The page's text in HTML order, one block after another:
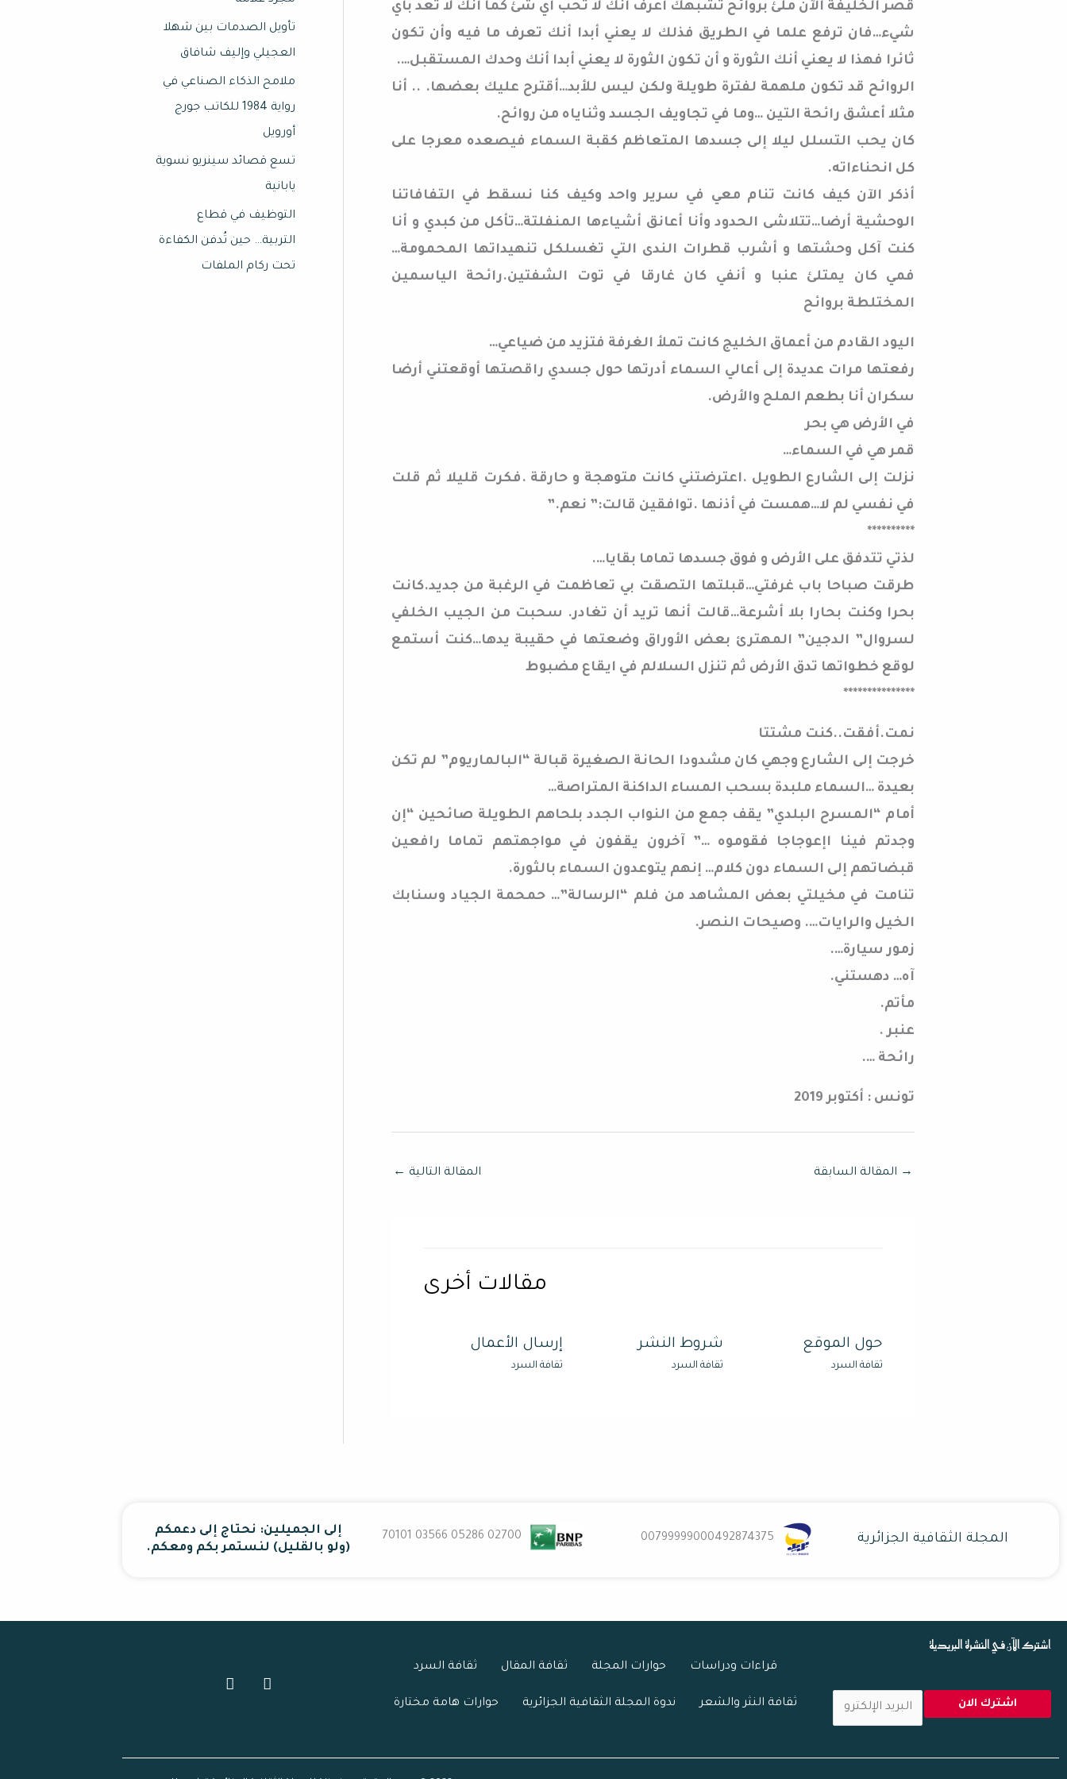
قصر الخليفة الآن ملئ بروائح تشبهك أعرف أنك لا تحب أي شئ كما أنك لا تعد بأي
شيء…فان ترفع علما في الطريق فذلك لا يعني أبدا أنك تعرف ما فيه وأن تكون
ثائرا فهذا لا يعني أنك الثورة و أن تكون الثورة لا يعني أبدا أنك وحدك المستقبل….
الروائح قد تكون ملهمة لفترة طويلة ولكن ليس للأبد…أقترح عليك بعضها. .. أنا
مثلا أعشق رائحة التين …وما في تجاويف الجسد وثناياه من روائح.
كان يحب التسلل ليلا إلى جسدها المتعاظم كقبة السماء فيصعده معرجا على
كل انحناءاته.
أذكر الآن كيف كانت تنام معي في سرير واحد وكيف كنا نسقط في التفافاتنا
الوحشية أرضا…تتلاشى الحدود وأنا أعانق أشياءها المنفلتة…تأكل من كبدي و أنا
كنت آكل وحشتها و أشرب قطرات الندى التي تغسلكل تنهيداتها المحمومة…
فمي كان يمتلئ عنبا و أنفي كان غارقا في توت الشفتين.رائحة الياسمين
المختلطة بروائح
اليود القادم من أعماق الخليج كانت تملأ الغرفة فتزيد من ضياعي…
رفعتها مرات عديدة إلى أعالي السماء أدرتها حول جسدي راقصتها أوقعتني أرضا
سكران أنا بطعم الملح والأرض.
في الأرض هي بحر
قمر هي في السماء…
نزلت إلى الشارع الطويل .اعترضتني كانت متوهجة و حارقة .فكرت قليلا ثم قلت
في نفسي لم لا…همست في أذنها .توافقين قالت:” نعم.”
**********
لذتي تتدفق على الأرض و فوق جسدها تماما بقايا….
طرقت صباحا باب غرفتي…قبلتها التصقت بي تعاظمت في الرغبة من جديد.كانت
بحرا وكنت بحارا بلا أشرعة…قالت أنها تريد أن تغادر. سحبت من الجيب الخلفي
لسروال” الدجين” المهترئ بعض الأوراق وضعتها في حقيبة يدها…كنت أستمع
لوقع خطواتها تدق الأرض ثم تنزل السلالم في ايقاع مضبوط
***************
نمت.أفقت..كنت مشتتا
خرجت إلى الشارع وجهي كان مشدودا الحانة الصغيرة قبالة “البالماريوم” لم تكن
بعيدة …السماء ملبدة بسحب المساء الداكنة المتراصة…
أمام “المسرح البلدي” يقف جمع من النواب الجدد بلحاهم الطويلة صائحين “إن
وجدتم فينا اإعوجاجا فقوموه …” آخرون يقفون في مواجهتهم تماما رافعين
قبضاتهم إلى السماء دون كلام… إنهم يتوعدون السماء بالثورة.
تنامت في مخيلتي بعض المشاهد من فلم “الرسالة”… حمحمة الجياد وسنابك
الخيل والرايات…. وصيحات النصر.
زمور سيارة….
آه… دهستني.
مأتم.
عنبر .
رائحة ….
تونس : أكتوبر 2019
→ المقالة السابقة المقالة التالية ←
مقالات أخرى
حول الموقع
ثقافة السرد
شروط النشر
ثقافة السرد
إرسال الأعمال
ثقافة السرد
تأويل الصدمات بين شهلا
العجيلي وإليف شافاق
ملامح الذكاء الصناعي في
رواية 1984 للكاتب جورج
أورويل
تسع قصائد سينريو نسوية
يابانية
التوظيف في قطاع
التربية… حين تُدفن الكفاءة
تحت ركام الملفات
المجلة الثقافية الجزائرية 00799999000492874375
02700 70101 03566 05286
إلى الجميلين: نحتاج إلى دعمكم
(ولو بالقليل) لنستمر بكم ومعكم.
اشترك الآن في النشرة البريدية
ل
اشترك الان
قراءات ودراسات حوارات المجلة ثقافة المقال ثقافة السرد
ثقافة النثر والشعر ندوة المجلة الثقافية الجزائرية حوارات هامة مختارة
F
a
I
n